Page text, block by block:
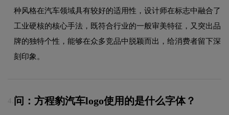
种风格在汽车领域具有较好的适用性，设计师在标志中融合了
工业硬核的核心手法，既符合行业的一般审美特征，又突出品
牌的独特个性，能够在众多竞品中脱颖而出，给消费者留下深
刻印象。
4. 问：方程豹汽车logo使用的是什么字体？